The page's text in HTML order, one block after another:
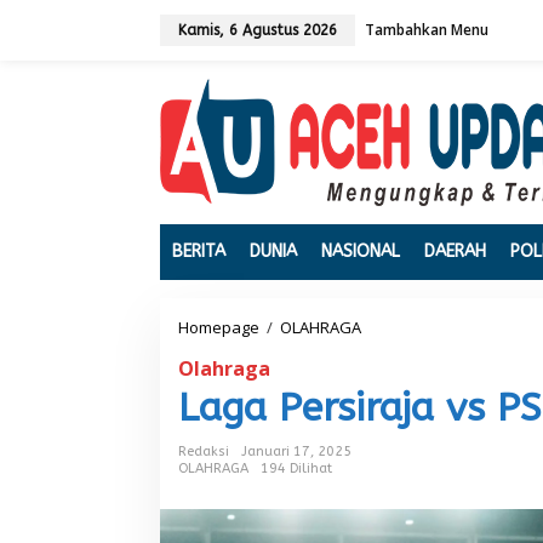
Kamis, 6 Agustus 2026 Tambahkan Menu
BERITA DUNIA NASIONAL DAERAH
Homepage / OLAHRAGA
a
Olahraga
Laga Persiraja vs
Redaksi
Januari 17, 2025
OLAHRAGA
194 Dilihat